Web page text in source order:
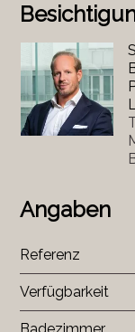
Angaben
Referenz
Verfügbarkeit